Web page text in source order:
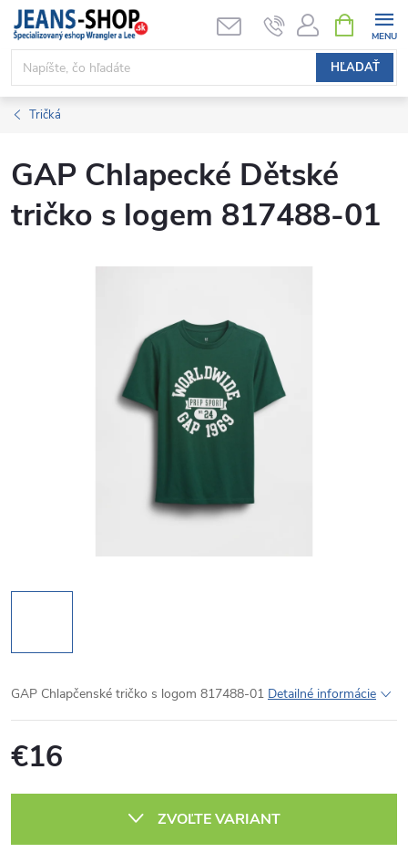
Prejsť
obsah
HĽADAŤ
KOŠÍK
Tričká
GAP Chlapecké Dětské
tričko s logem 817488-01
GAP Chlapčenské tričko s logom 817488-01 Detailné informácie
€16
ZVOĽTE VARIANT